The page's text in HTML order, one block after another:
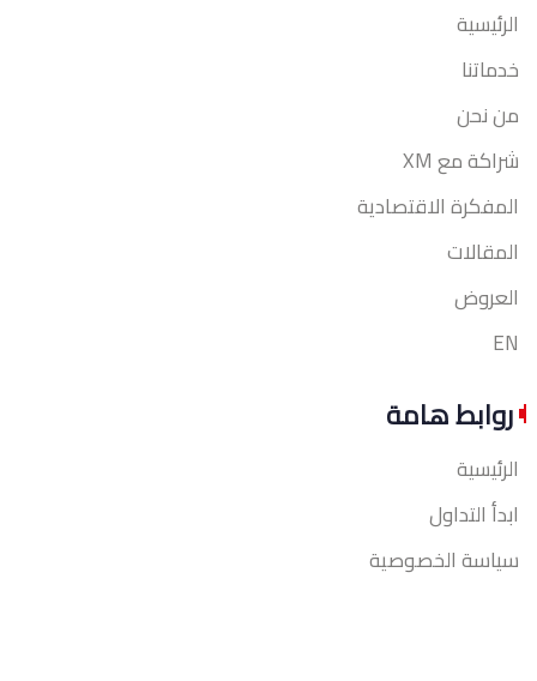
الرئيسية
خدماتنا
من نحن
شراكة مع XM
المفكرة الاقتصادية
المقالات
العروض
EN
روابط هامة
الرئيسية
ابدأ التداول
سياسة الخصوصية